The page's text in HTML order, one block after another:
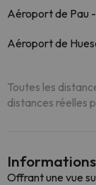
Aéroport de Pau
Aéroport de
Toutes les
distances réelles
Offrant une vue